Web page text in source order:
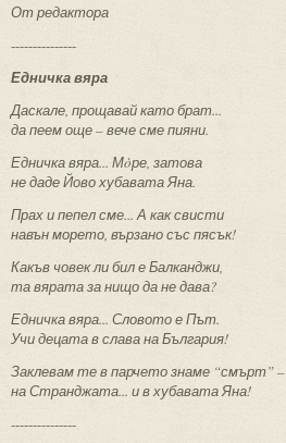
От редактора
---------------
Едничка вяра
Даскале, прощавай като брат...
да пеем още – вече сме пияни.
Едничка вяра... Мòре, затова
не даде Йово хубавата Яна.
Прах и пепел сме... А как свисти
навън морето, вързано със пясък!
Какъв човек ли бил е Балканджи,
та вярата за нищо да не дава?
Едничка вяра... Словото е Път.
Учи децата в слава на България!
Заклевам те в парчето знаме “смърт” –
на Странджата... и в хубавата Яна!
---------------